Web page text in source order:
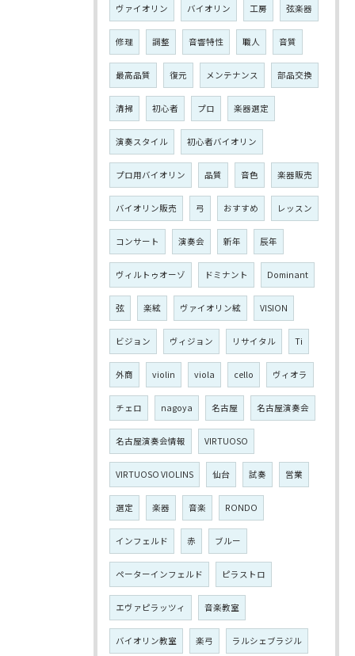
ヴァイオリン バイオリン 工房 弦楽器
修理 調整 音響特性 職人 音質
最高品質 復元 メンテナンス 部品交換
清掃 初心者 プロ 楽器選定
演奏スタイル 初心者バイオリン
プロ用バイオリン 品質 音色 楽器販売
バイオリン販売 弓 おすすめ レッスン
コンサート 演奏会 新年 辰年
ヴィルトゥオーゾ ドミナント Dominant
弦 楽絃 ヴァイオリン絃 VISION
ビジョン ヴィジョン リサイタル Ti
外商 violin viola cello ヴィオラ
チェロ nagoya 名古屋 名古屋演奏会
名古屋演奏会情報 VIRTUOSO
VIRTUOSO VIOLINS 仙台 試奏 営業
選定 楽器 音楽 RONDO
インフェルド 赤 ブルー
ペーターインフェルド ピラストロ
エヴァピラッツィ 音楽教室
バイオリン教室 楽弓 ラルシェブラジル